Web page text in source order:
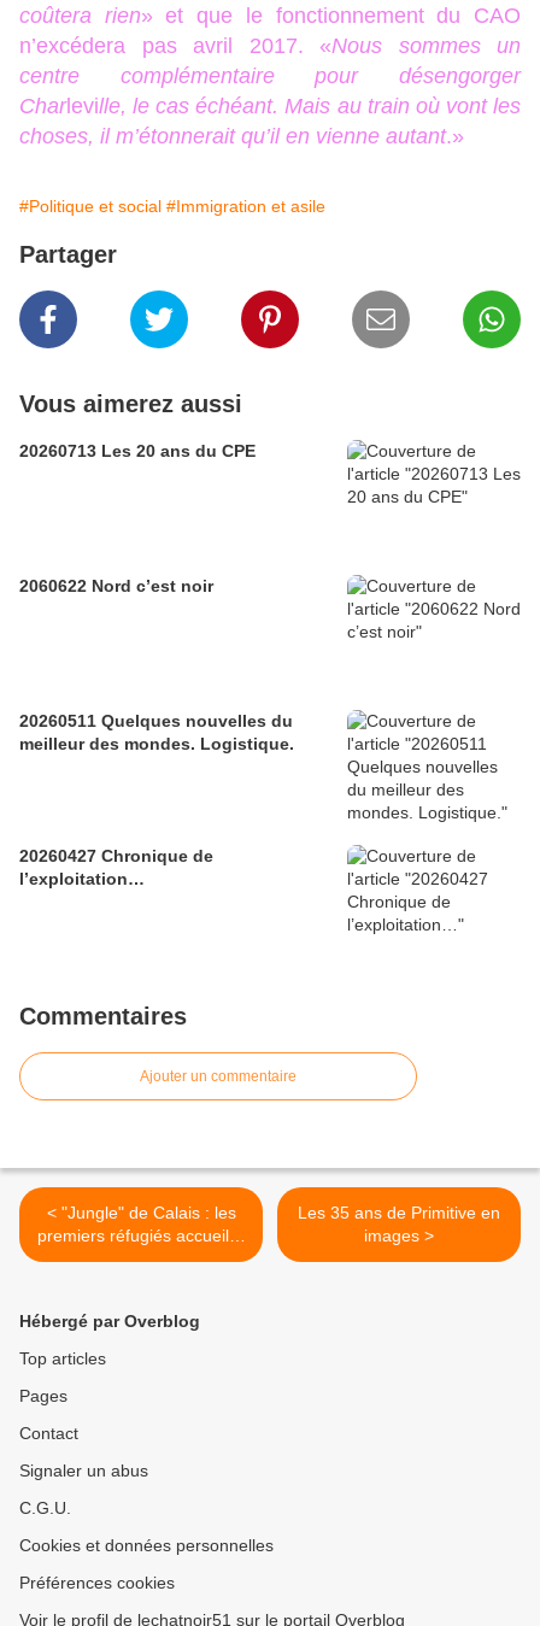
coûtera rien» et que le fonctionnement du CAO
n’excédera pas avril 2017. «Nous sommes un
centre complémentaire pour désengorger
Charleville, le cas échéant. Mais au train où vont les
choses, il m’étonnerait qu’il en vienne autant.»
#Politique et social #Immigration et asile
Partager
Vous aimerez aussi
20260713 Les 20 ans du CPE
2060622 Nord c’est noir
20260511 Quelques nouvelles du
meilleur des mondes. Logistique.
20260427 Chronique de
l’exploitation…
Commentaires
Ajouter un commentaire
< "Jungle" de Calais : les
premiers réfugiés accueillis
dans la région
Les 35 ans de Primitive en
images >
Hébergé par Overblog
Top articles
Pages
Contact
Signaler un abus
C.G.U.
Cookies et données personnelles
Préférences cookies
Voir le profil de lechatnoir51 sur le portail Overblog